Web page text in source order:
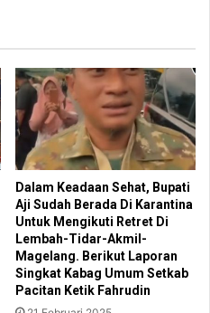
Dalam Keadaan Sehat, Bupati
Aji Sudah Berada Di Karantina
Untuk Mengikuti Retret Di
Lembah-Tidar-Akmil-
Magelang. Berikut Laporan
Singkat Kabag Umum Setkab
Pacitan Ketik Fahrudin